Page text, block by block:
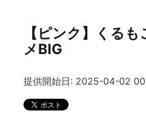
【ピンク】くる
メBIG
提供開始日: 2025-04-02